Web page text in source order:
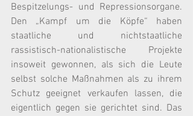
Bespitzelungs- und Repressionsorgane.
Den „Kampf um die Köpfe“ haben
staatliche und nichtstaatliche
rassistisch-nationalistische Projekte
insoweit gewonnen, als sich die Leute
selbst solche Maßnahmen als zu ihrem
Schutz geeignet verkaufen lassen, die
eigentlich gegen sie gerichtet sind. Das